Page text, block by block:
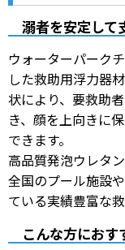
溺者を安定して
ウォーターパーク
した救助用浮力器
状により、要救助
き、顔を上向きに
できます。
高品質発泡ウレタ
全国のプール施設
ている実績豊富な救
こんな方におす